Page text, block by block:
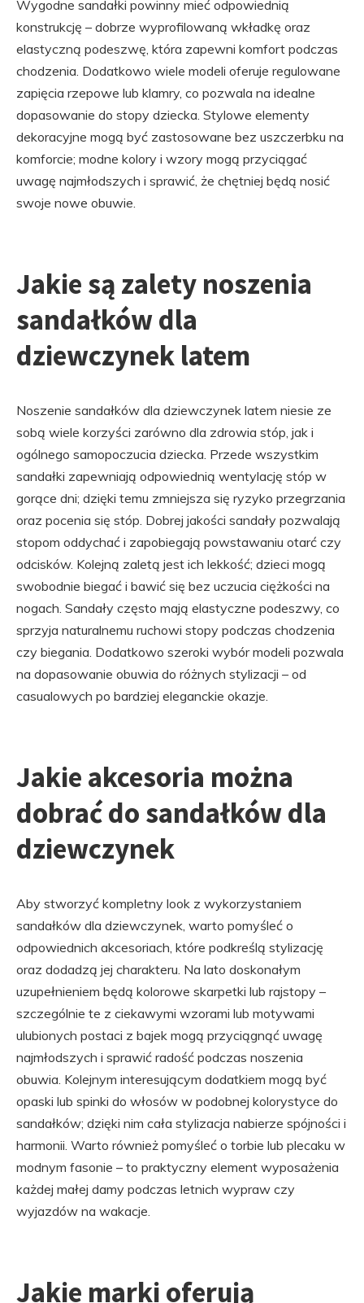
Wygodne sandałki powinny mieć odpowiednią
konstrukcję – dobrze wyprofilowaną wkładkę oraz
elastyczną podeszwę, która zapewni komfort podczas
chodzenia. Dodatkowo wiele modeli oferuje regulowane
zapięcia rzepowe lub klamry, co pozwala na idealne
dopasowanie do stopy dziecka. Stylowe elementy
dekoracyjne mogą być zastosowane bez uszczerbku na
komforcie; modne kolory i wzory mogą przyciągać
uwagę najmłodszych i sprawić, że chętniej będą nosić
swoje nowe obuwie.
Jakie są zalety noszenia
sandałków dla
dziewczynek latem
Noszenie sandałków dla dziewczynek latem niesie ze
sobą wiele korzyści zarówno dla zdrowia stóp, jak i
ogólnego samopoczucia dziecka. Przede wszystkim
sandałki zapewniają odpowiednią wentylację stóp w
gorące dni; dzięki temu zmniejsza się ryzyko przegrzania
oraz pocenia się stóp. Dobrej jakości sandały pozwalają
stopom oddychać i zapobiegają powstawaniu otarć czy
odcisków. Kolejną zaletą jest ich lekkość; dzieci mogą
swobodnie biegać i bawić się bez uczucia ciężkości na
nogach. Sandały często mają elastyczne podeszwy, co
sprzyja naturalnemu ruchowi stopy podczas chodzenia
czy biegania. Dodatkowo szeroki wybór modeli pozwala
na dopasowanie obuwia do różnych stylizacji – od
casualowych po bardziej eleganckie okazje.
Jakie akcesoria można
dobrać do sandałków dla
dziewczynek
Aby stworzyć kompletny look z wykorzystaniem
sandałków dla dziewczynek, warto pomyśleć o
odpowiednich akcesoriach, które podkreślą stylizację
oraz dodadzą jej charakteru. Na lato doskonałym
uzupełnieniem będą kolorowe skarpetki lub rajstopy –
szczególnie te z ciekawymi wzorami lub motywami
ulubionych postaci z bajek mogą przyciągnąć uwagę
najmłodszych i sprawić radość podczas noszenia
obuwia. Kolejnym interesującym dodatkiem mogą być
opaski lub spinki do włosów w podobnej kolorystyce do
sandałków; dzięki nim cała stylizacja nabierze spójności i
harmonii. Warto również pomyśleć o torbie lub plecaku w
modnym fasonie – to praktyczny element wyposażenia
każdej małej damy podczas letnich wypraw czy
wyjazdów na wakacje.
Jakie marki oferują